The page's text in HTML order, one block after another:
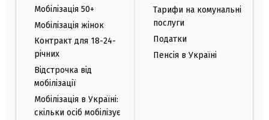
Мобілізація 50+
Мобілізація жінок
Контракт для 18-24-
річних
Відстрочка від
мобілізації
Мобілізація в Україні:
скільки осіб мобілізує
Тарифи на комунальні
послуги
Податки
Пенсія в Україні